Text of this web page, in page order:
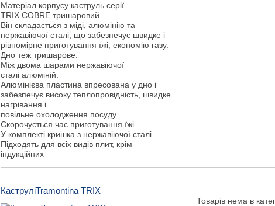
Матеріал корпусу каструль серії
TRIX COBRE тришаровий.
Він складається з міді, алюмінію та
нержавіючої сталі, що забезпечує швидке і
рівномірне приготування їжі, економію газу.
Дно теж тришарове.
Між двома шарами нержавіючої
сталі алюміній.
Алюмінієва пластина впресована у дно і
забезпечує високу теплопровідність, швидке
нагрівання і
повільне охолодження посуду.
Скорочується час приготування їжі.
У комплекті кришка з нержавіючої сталі.
Підходять для всіх видів плит, крім
індукційних
КаструліTramontina TRIX
Товарів нема в